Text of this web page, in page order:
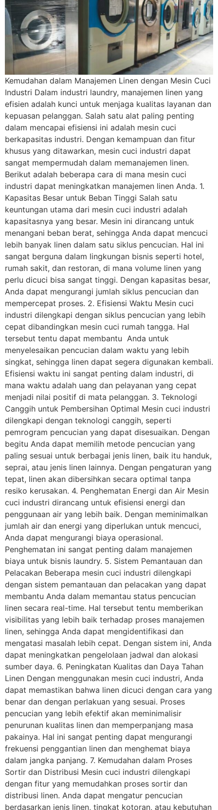
Kemudahan dalam Manajemen Linen dengan Mesin Cuci
Industri Dalam industri laundry, manajemen linen yang
efisien adalah kunci untuk menjaga kualitas layanan dan
kepuasan pelanggan. Salah satu alat paling penting
dalam mencapai efisiensi ini adalah mesin cuci
berkapasitas industri. Dengan kemampuan dan fitur
khusus yang ditawarkan, mesin cuci industri dapat
sangat mempermudah dalam memanajemen linen.
Berikut adalah beberapa cara di mana mesin cuci
industri dapat meningkatkan manajemen linen Anda. 1.
Kapasitas Besar untuk Beban Tinggi Salah satu
keuntungan utama dari mesin cuci industri adalah
kapasitasnya yang besar. Mesin ini dirancang untuk
menangani beban berat, sehingga Anda dapat mencuci
lebih banyak linen dalam satu siklus pencucian. Hal ini
sangat berguna dalam lingkungan bisnis seperti hotel,
rumah sakit, dan restoran, di mana volume linen yang
perlu dicuci bisa sangat tinggi. Dengan kapasitas besar,
Anda dapat mengurangi jumlah siklus pencucian dan
mempercepat proses. 2. Efisiensi Waktu Mesin cuci
industri dilengkapi dengan siklus pencucian yang lebih
cepat dibandingkan mesin cuci rumah tangga. Hal
tersebut tentu dapat membantu Anda untuk
menyelesaikan pencucian dalam waktu yang lebih
singkat, sehingga linen dapat segera digunakan kembali.
Efisiensi waktu ini sangat penting dalam industri, di
mana waktu adalah uang dan pelayanan yang cepat
menjadi nilai positif di mata pelanggan. 3. Teknologi
Canggih untuk Pembersihan Optimal Mesin cuci industri
dilengkapi dengan teknologi canggih, seperti
pemrogram pencucian yang dapat disesuaikan. Dengan
begitu Anda dapat memilih metode pencucian yang
paling sesuai untuk berbagai jenis linen, baik itu handuk,
seprai, atau jenis linen lainnya. Dengan pengaturan yang
tepat, linen akan dibersihkan secara optimal tanpa
resiko kerusakan. 4. Penghematan Energi dan Air Mesin
cuci industri dirancang untuk efisiensi energi dan
penggunaan air yang lebih baik. Dengan meminimalkan
jumlah air dan energi yang diperlukan untuk mencuci,
Anda dapat mengurangi biaya operasional.
Penghematan ini sangat penting dalam manajemen
biaya untuk bisnis laundry. 5. Sistem Pemantauan dan
Pelacakan Beberapa mesin cuci industri dilengkapi
dengan sistem pemantauan dan pelacakan yang dapat
membantu Anda dalam memantau status pencucian
linen secara real-time. Hal tersebut tentu memberikan
visibilitas yang lebih baik terhadap proses manajemen
linen, sehingga Anda dapat mengidentifikasi dan
mengatasi masalah lebih cepat. Dengan sistem ini, Anda
dapat meningkatkan pengelolaan jadwal dan alokasi
sumber daya. 6. Peningkatan Kualitas dan Daya Tahan
Linen Dengan menggunakan mesin cuci industri, Anda
dapat memastikan bahwa linen dicuci dengan cara yang
benar dan dengan perlakuan yang sesuai. Proses
pencucian yang lebih efektif akan meminimalisir
penurunan kualitas linen dan memperpanjang masa
pakainya. Hal ini sangat penting dapat mengurangi
frekuensi penggantian linen dan menghemat biaya
dalam jangka panjang. 7. Kemudahan dalam Proses
Sortir dan Distribusi Mesin cuci industri dilengkapi
dengan fitur yang memudahkan proses sortir dan
distribusi linen. Anda dapat mengatur pencucian
berdasarkan jenis linen, tingkat kotoran, atau kebutuhan